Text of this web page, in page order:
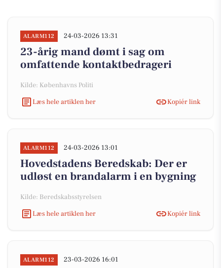
ALARM112 24-03-2026 13:31
23-årig mand dømt i sag om
omfattende kontaktbedrageri
Kilde: Københavns Politi
Læs hele artiklen her
Kopiér link
ALARM112 24-03-2026 13:01
Hovedstadens Beredskab: Der er
udløst en brandalarm i en bygning
Kilde: Beredskabsstyrelsen
Læs hele artiklen her
Kopiér link
ALARM112 23-03-2026 16:01